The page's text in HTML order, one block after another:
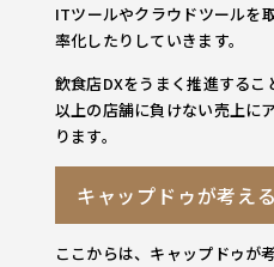
ITツールやクラウドツールを
率化したりしていきます。
飲食店DXをうまく推進する
以上の店舗に負けない売上に
ります。
キャップドゥが考え
ここからは、キャップドゥが